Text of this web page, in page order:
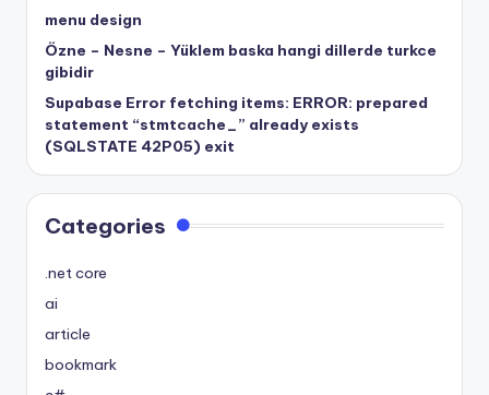
menu design
Özne – Nesne – Yüklem baska hangi dillerde turkce
gibidir
Supabase Error fetching items: ERROR: prepared
statement “stmtcache_” already exists
(SQLSTATE 42P05) exit
Categories
.net core
ai
article
bookmark